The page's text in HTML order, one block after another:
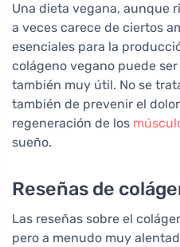
Una dieta vegana, aunque
a veces carece de ciertos
esenciales para la
colágeno vegano puede
también muy útil. No se
también de prevenir el
regeneración de los
sueño.
Reseñas de
Las reseñas sobre el
pero a menudo muy